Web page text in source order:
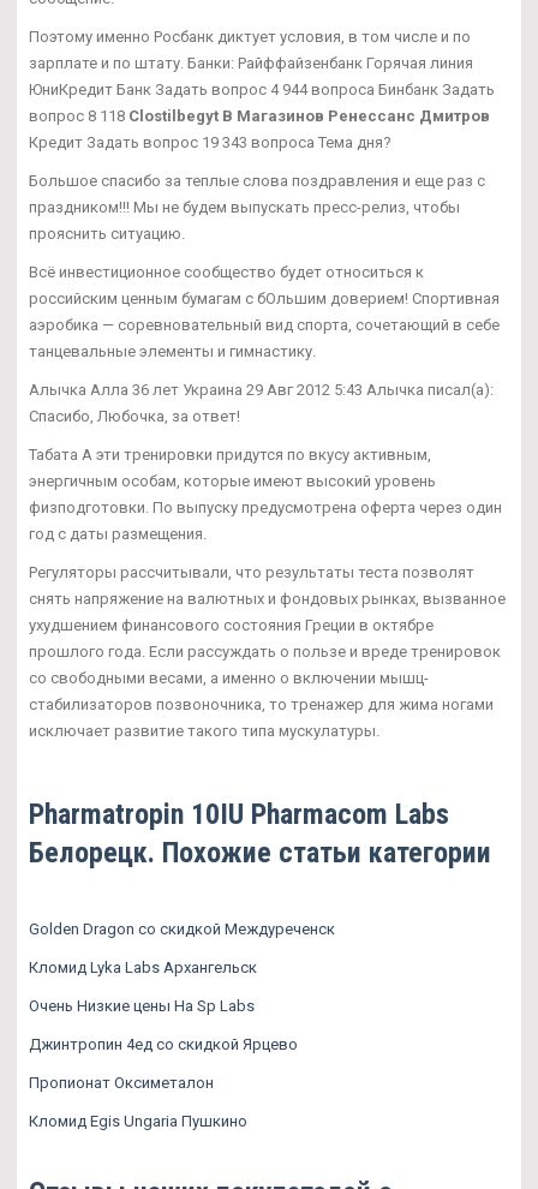
Поэтому именно Росбанк диктует условия, в том числе и по
зарплате и по штату. Банки: Райффайзенбанк Горячая линия
ЮниКредит Банк Задать вопрос 4 944 вопроса Бинбанк Задать
вопрос 8 118 Clostilbegyt В Магазинов Ренессанс Дмитров
Кредит Задать вопрос 19 343 вопроса Тема дня?
Большое спасибо за теплые слова поздравления и еще раз с
праздником!!! Мы не будем выпускать пресс-релиз, чтобы
прояснить ситуацию.
Всё инвестиционное сообщество будет относиться к
российским ценным бумагам с бОльшим доверием! Спортивная
аэробика — соревновательный вид спорта, сочетающий в себе
танцевальные элементы и гимнастику.
Алычка Алла 36 лет Украина 29 Авг 2012 5:43 Алычка писал(а):
Спасибо, Любочка, за ответ!
Табата А эти тренировки придутся по вкусу активным,
энергичным особам, которые имеют высокий уровень
физподготовки. По выпуску предусмотрена оферта через один
год с даты размещения.
Регуляторы рассчитывали, что результаты теста позволят
снять напряжение на валютных и фондовых рынках, вызванное
ухудшением финансового состояния Греции в октябре
прошлого года. Если рассуждать о пользе и вреде тренировок
со свободными весами, а именно о включении мышц-
стабилизаторов позвоночника, то тренажер для жима ногами
исключает развитие такого типа мускулатуры.
Pharmatropin 10IU Pharmacom Labs
Белорецк. Похожие статьи категории
Golden Dragon со скидкой Междуреченск
Кломид Lyka Labs Архангельск
Очень Низкие цены На Sp Labs
Джинтропин 4ед со скидкой Ярцево
Пропионат Оксиметалон
Кломид Egis Ungaria Пушкино